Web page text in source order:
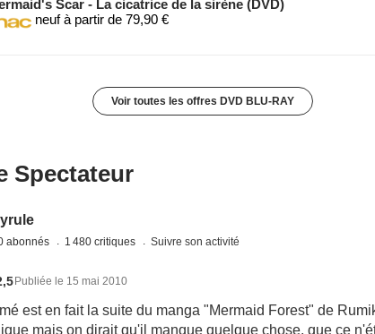
Scar - La cicatrice de la sirène (DVD)
neuf à partir de 79,90 €
Voir toutes les offres DVD BLU-RAY
Spectateur
abonnés 1 480 critiques Suivre son activité
Publiée le 15 mai 2010
est en fait la suite du manga "Mermaid Forest" de
mais on dirait qu'il manque quelque chose, que ce